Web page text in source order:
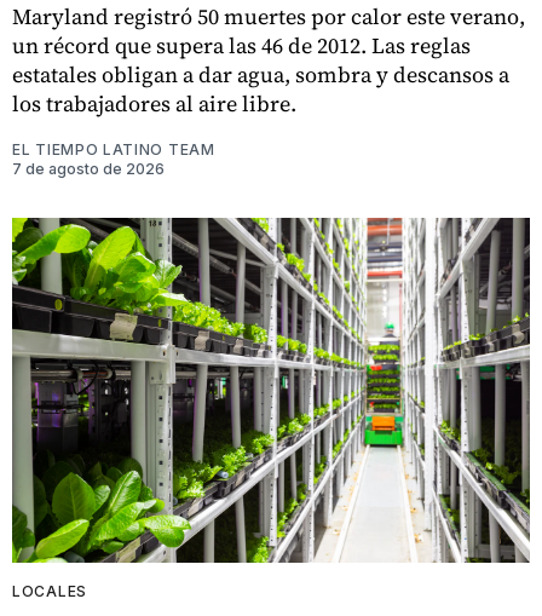
Maryland registró 50 muertes por calor este verano,
un récord que supera las 46 de 2012. Las reglas
estatales obligan a dar agua, sombra y descansos a
los trabajadores al aire libre.
EL TIEMPO LATINO TEAM
7 de agosto de 2026
LOCALES